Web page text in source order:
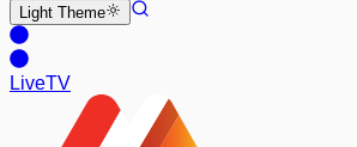
Light Theme
LiveTV